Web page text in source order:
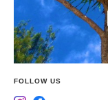
FOLLOW US